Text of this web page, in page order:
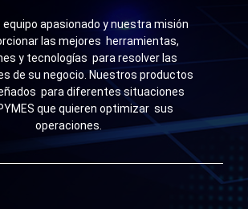
equipo apasionado y nuestra misión
las mejores herramientas,
y tecnologías para resolver las
de su negocio. Nuestros productos
para diferentes situaciones
que quieren optimizar sus
operaciones.